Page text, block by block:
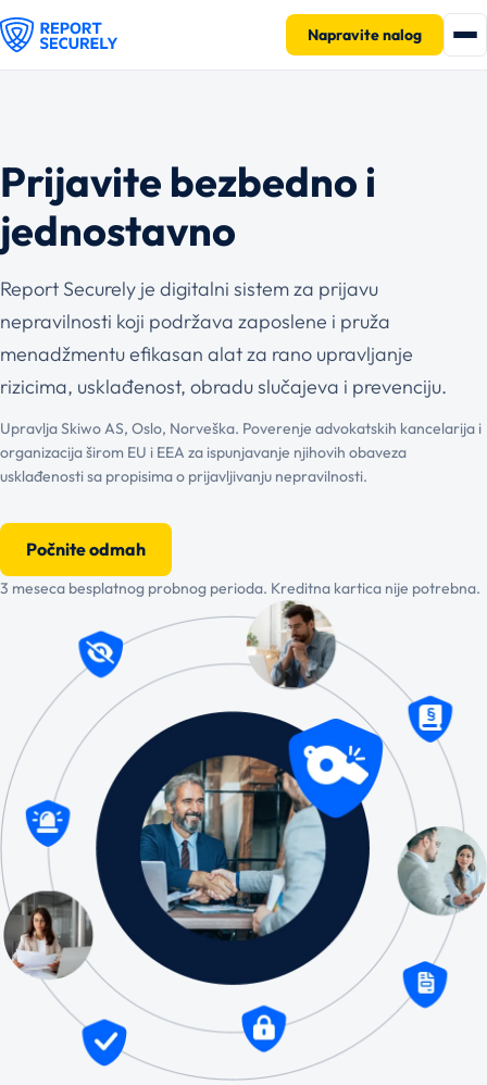
Napravite nalog
Prijavite bezbedno i
jednostavno
Report Securely je digitalni sistem za prijavu
nepravilnosti koji podržava zaposlene i pruža
menadžmentu efikasan alat za rano upravljanje
rizicima, usklađenost, obradu slučajeva i prevenciju.
Upravlja Skiwo AS, Oslo, Norveška. Poverenje advokatskih kancelarija i
organizacija širom EU i EEA za ispunjavanje njihovih obaveza
usklađenosti sa propisima o prijavljivanju nepravilnosti.
Počnite odmah
3 meseca besplatnog probnog perioda. Kreditna kartica nije potrebna.